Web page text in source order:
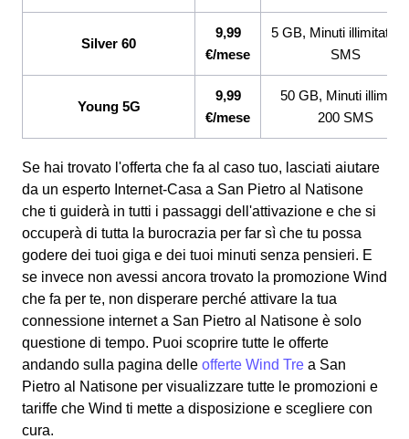
Silver 60
9,99
€/mese
5 GB, Minuti illimitati,
SMS
Young 5G
9,99
€/mese
50 GB, Minuti
200 SMS
Se hai trovato l'offerta che fa al caso tuo, lasciati aiutare
da un esperto Internet-Casa a San Pietro al Natisone
che ti guiderà in tutti i passaggi dell'attivazione e che si
occuperà di tutta la burocrazia per far sì che tu possa
godere dei tuoi giga e dei tuoi minuti senza pensieri. E
se invece non avessi ancora trovato la promozione Wind
che fa per te, non disperare perché attivare la tua
connessione internet a San Pietro al Natisone è solo
questione di tempo. Puoi scoprire tutte le offerte
andando sulla pagina delle offerte Wind Tre a San
Pietro al Natisone per visualizzare tutte le promozioni e
tariffe che Wind ti mette a disposizione e scegliere con
cura.